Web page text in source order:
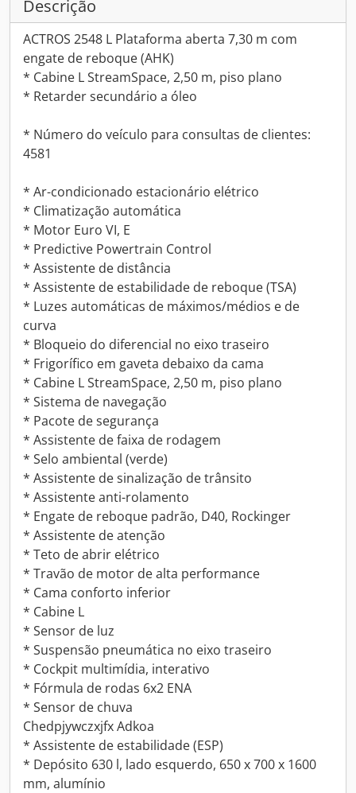
Descrição
ACTROS 2548 L Plataforma aberta 7,30 m com
engate de reboque (AHK)
* Cabine L StreamSpace, 2,50 m, piso plano
* Retarder secundário a óleo
* Número do veículo para consultas de clientes:
4581
* Ar-condicionado estacionário elétrico
* Climatização automática
* Motor Euro VI, E
* Predictive Powertrain Control
* Assistente de distância
* Assistente de estabilidade de reboque (TSA)
* Luzes automáticas de máximos/médios e de
curva
* Bloqueio do diferencial no eixo traseiro
* Frigorífico em gaveta debaixo da cama
* Cabine L StreamSpace, 2,50 m, piso plano
* Sistema de navegação
* Pacote de segurança
* Assistente de faixa de rodagem
* Selo ambiental (verde)
* Assistente de sinalização de trânsito
* Assistente anti-rolamento
* Engate de reboque padrão, D40, Rockinger
* Assistente de atenção
* Teto de abrir elétrico
* Travão de motor de alta performance
* Cama conforto inferior
* Cabine L
* Sensor de luz
* Suspensão pneumática no eixo traseiro
* Cockpit multimídia, interativo
* Fórmula de rodas 6x2 ENA
* Sensor de chuva
Chedpjywczxjfx Adkoa
* Assistente de estabilidade (ESP)
* Depósito 630 l, lado esquerdo, 650 x 700 x 1600
mm, alumínio